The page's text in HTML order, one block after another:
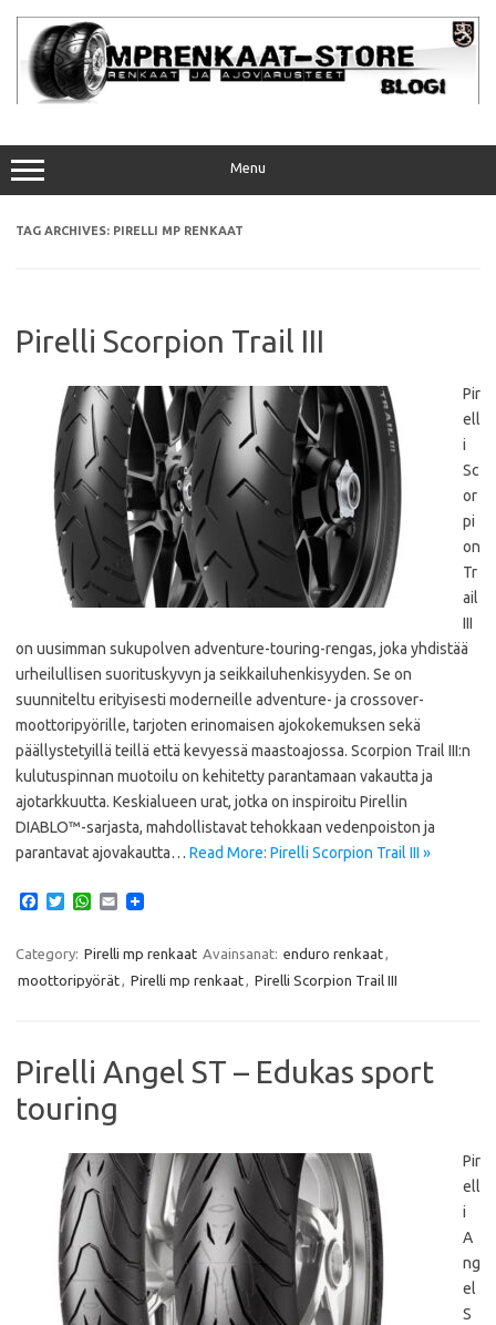
content
Menu
TAG ARCHIVES: PIRELLI MP RENKAAT
Pirelli Scorpion Trail III
Pir
ell
i
Sc
or
pi
on
Tr
ail
III
on uusimman sukupolven adventure-touring-rengas, joka yhdistää
urheilullisen suorituskyvyn ja seikkailuhenkisyyden. Se on
suunniteltu erityisesti moderneille adventure- ja crossover-
moottoripyörille, tarjoten erinomaisen ajokokemuksen sekä
päällystetyillä teillä että kevyessä maastoajossa. Scorpion Trail III:n
kulutuspinnan muotoilu on kehitetty parantamaan vakautta ja
ajotarkkuutta. Keskialueen urat, jotka on inspiroitu Pirellin
DIABLO™-sarjasta, mahdollistavat tehokkaan vedenpoiston ja
parantavat ajovakautta… Read More: Pirelli Scorpion Trail III »
e
o
T
t
e
W
t
s
A
E
i
Category: Pirelli mp renkaat Avainsanat: enduro renkaat,
moottoripyörät, Pirelli mp renkaat, Pirelli Scorpion Trail III
Pirelli Angel ST – Edukas sport
touring
Pir
ell
i
A
ng
el
S